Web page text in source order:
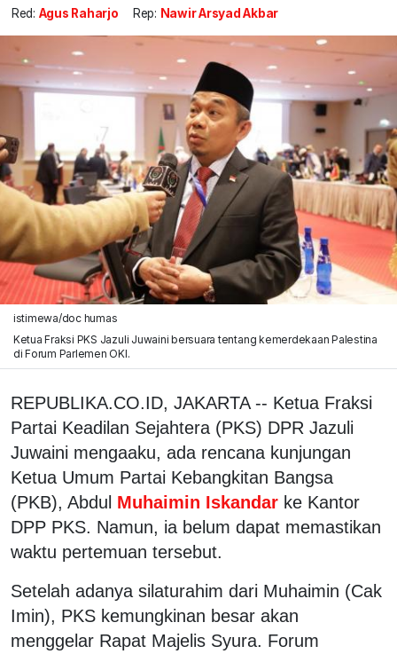
Red: Agus Raharjo Rep: Nawir Arsyad Akbar
istimewa/doc humas
Ketua Fraksi PKS Jazuli Juwaini bersuara tentang kemerdekaan Palestina
di Forum Parlemen OKI.
REPUBLIKA.CO.ID, JAKARTA -- Ketua Fraksi
Partai Keadilan Sejahtera (PKS) DPR Jazuli
Juwaini mengaaku, ada rencana kunjungan
Ketua Umum Partai Kebangkitan Bangsa
(PKB), Abdul Muhaimin Iskandar ke Kantor
DPP PKS. Namun, ia belum dapat memastikan
waktu pertemuan tersebut.
Setelah adanya silaturahim dari Muhaimin (Cak
Imin), PKS kemungkinan besar akan
menggelar Rapat Majelis Syura. Forum